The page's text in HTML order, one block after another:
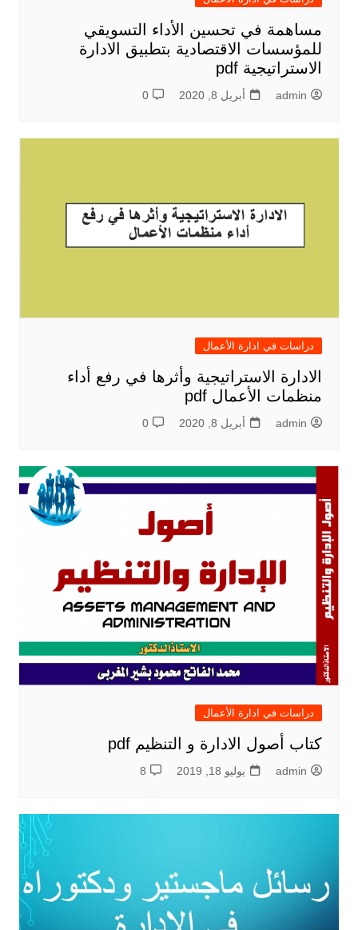
مساهمة في تحسين الأداء التسويقي
للمؤسسات الاقتصادية بتطبيق الادارة
الاستراتيجية pdf
admin أبريل 8, 2020 0
دراسات في ادارة الأعمال
الادارة الاستراتيجية وأثرها في رفع أداء
منظمات الأعمال pdf
admin أبريل 8, 2020 0
دراسات في ادارة الأعمال
كتاب أصول الادارة و التنظيم pdf
admin يوليو 18, 2019 8